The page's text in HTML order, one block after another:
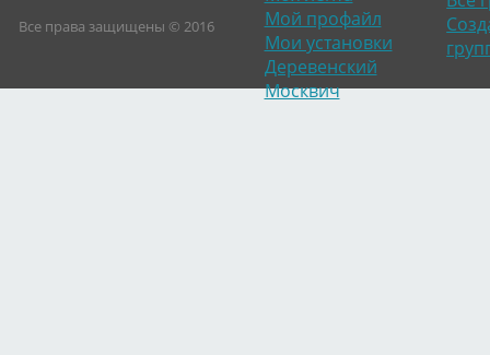
Все права защищены © 2016
Мой профайл
Мои установки
Деревенский
Москвич